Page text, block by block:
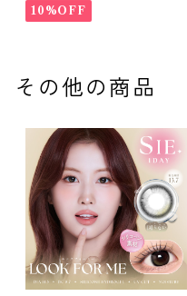
y10%OFF
その他の商品